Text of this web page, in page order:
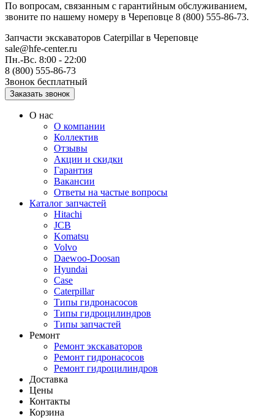
По вопросам, связанным с гарантийным обслуживанием,
звоните по нашему номеру в Череповце 8 (800) 555-86-73.
Запчасти экскаваторов Caterpillarв Череповце
sale@hfe-center.ru
Пн.-Вс. 8:00 - 22:00
8 (800) 555-86-73
Звонок бесплатный
О нас
О компании
Коллектив
Отзывы
Акции и скидки
Гарантия
Вакансии
Ответы на частые вопросы
Каталог запчастей
Hitachi
JCB
Komatsu
Volvo
Daewoo-Doosan
Hyundai
Case
Caterpillar
Типы гидронасосов
Типы гидроцилиндров
Типы запчастей
Ремонт
Ремонт экскаваторов
Ремонт гидронасосов
Ремонт гидроцилиндров
Доставка
Цены
Контакты
Корзина